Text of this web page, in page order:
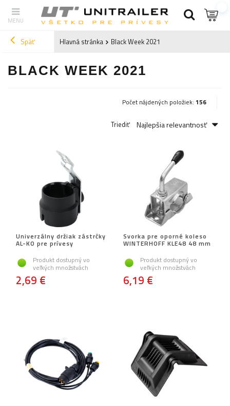
Späť Hlavná stránka Black Week 2021
BLACK WEEK 2021
Počet nájdených položiek: 156
Triediť Najlepšia relevantnosť
Univerzálny držiak zástrčky
AL-KO pre prívesy
Produkt dostupný vo
veľkých množstvách
2,69 €
Svorka pre oporné koleso
WINTERHOFF KLE48 48 mm
Produkt dostupný vo
veľkých množstvách
6,19 €